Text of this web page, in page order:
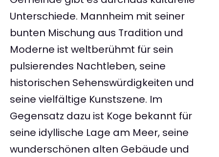
Unterschiede. Mannheim mit seiner
bunten Mischung aus Tradition und
Moderne ist weltberühmt für sein
pulsierendes Nachtleben, seine
historischen Sehenswürdigkeiten und
seine vielfältige Kunstszene. Im
Gegensatz dazu ist Koge bekannt für
seine idyllische Lage am Meer, seine
wunderschönen alten Gebäude und